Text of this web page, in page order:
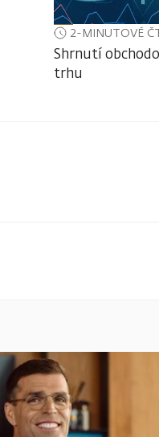
2-MINUTOVÉ
Shrnutí
trhu